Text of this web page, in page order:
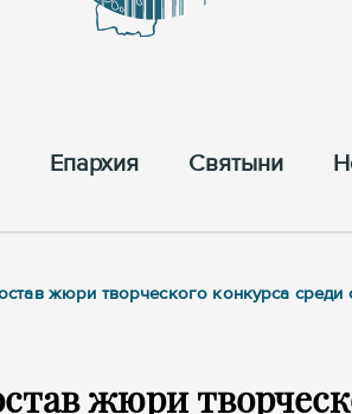
Епархия Cвятыни
жюри творческого конкурса
жюри